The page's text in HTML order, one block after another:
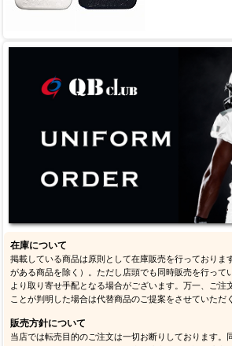
在庫について
掲載している商品は原則として在庫販売を行っておりま
がある商品を除く）。ただし店頭でも同時販売を行って
より取り寄せ手配となる場合がございます。万一、ご注
ことが判明した場合は代替商品のご提案をさせていただ
販売方針について
当店では転売目的のご注文は一切お断りしております。